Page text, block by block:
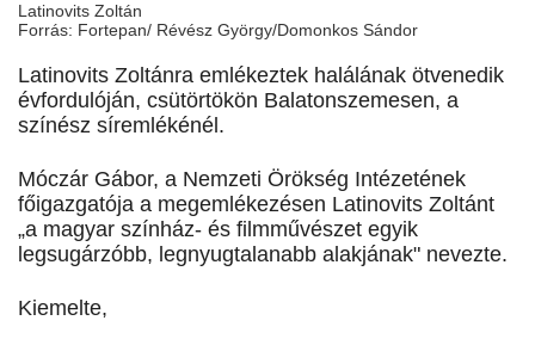
Latinovits Zoltán
Forrás: Fortepan/ Révész György/Domonkos Sándor
Latinovits Zoltánra emlékeztek halálának ötvenedik
évfordulóján, csütörtökön Balatonszemesen, a
színész síremlékénél.
Móczár Gábor, a Nemzeti Örökség Intézetének
főigazgatója a megemlékezésen Latinovits Zoltánt
„a magyar színház- és filmművészet egyik
legsugárzóbb, legnyugtalanabb alakjának" nevezte.
Kiemelte,